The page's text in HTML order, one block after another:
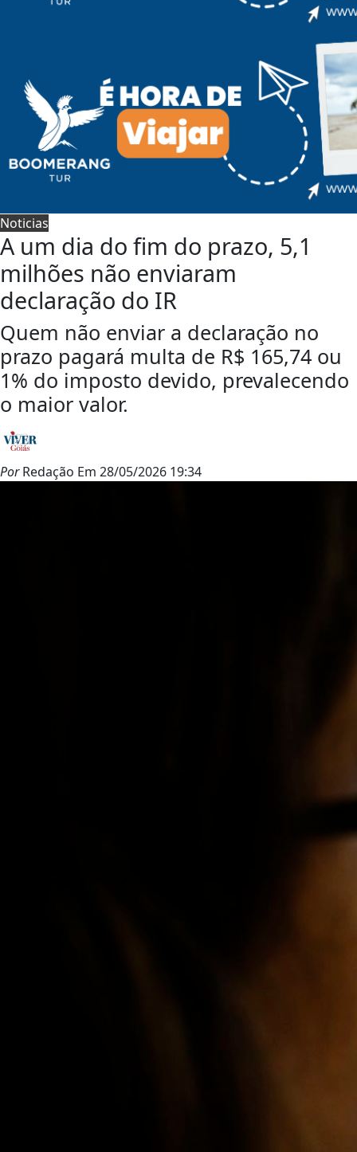
Noticias
A um dia do fim do prazo, 5,1
milhões não enviaram
declaração do IR
Quem não enviar a declaração no
prazo pagará multa de R$ 165,74 ou
1% do imposto devido, prevalecendo
o maior valor.
PorRedação Em 28/05/2026 19:34